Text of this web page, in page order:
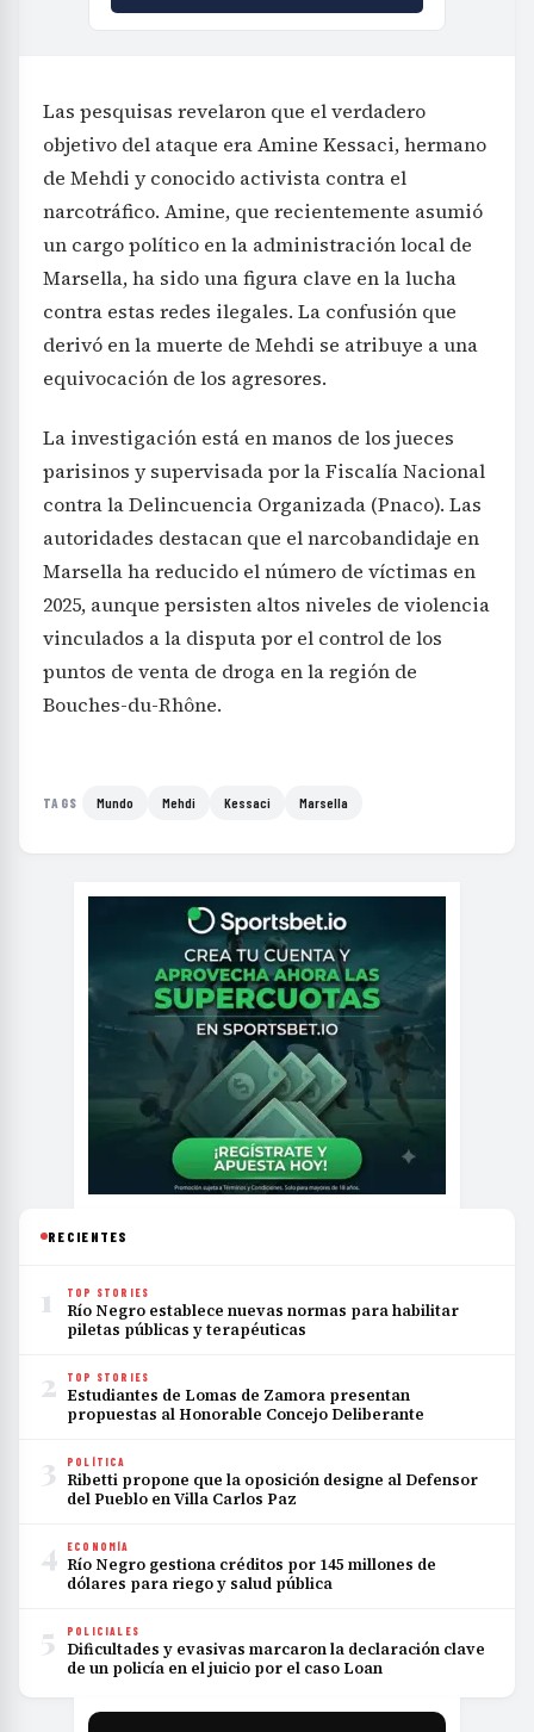
Las pesquisas revelaron que el verdadero
objetivo del ataque era Amine Kessaci, hermano
de Mehdi y conocido activista contra el
narcotráfico. Amine, que recientemente asumió
un cargo político en la administración local de
Marsella, ha sido una figura clave en la lucha
contra estas redes ilegales. La confusión que
derivó en la muerte de Mehdi se atribuye a una
equivocación de los agresores.
La investigación está en manos de los jueces
parisinos y supervisada por la Fiscalía Nacional
contra la Delincuencia Organizada (Pnaco). Las
autoridades destacan que el narcobandidaje en
Marsella ha reducido el número de víctimas en
2025, aunque persisten altos niveles de violencia
vinculados a la disputa por el control de los
puntos de venta de droga en la región de
Bouches-du-Rhône.
TAGS Mundo Mehdi Kessaci Marsella
RECIENTES
1 TOP STORIES
Río Negro establece nuevas normas para habilitar
piletas públicas y terapéuticas
2 TOP STORIES
Estudiantes de Lomas de Zamora presentan
propuestas al Honorable Concejo Deliberante
3 POLÍTICA
Ribetti propone que la oposición designe al Defensor
del Pueblo en Villa Carlos Paz
4 ECONOMÍA
Río Negro gestiona créditos por 145 millones de
dólares para riego y salud pública
5 POLICIALES
Dificultades y evasivas marcaron la declaración clave
de un policía en el juicio por el caso Loan